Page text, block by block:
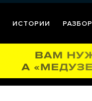
ИСТОРИИ РАЗБОР